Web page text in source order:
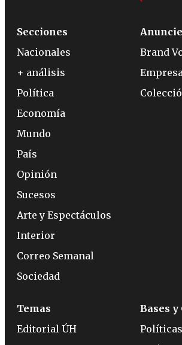
Secciones
Nacionales
+ análisis
Política
Economía
Mundo
País
Opinión
Sucesos
Arte y Espectáculos
Interior
Correo Semanal
Sociedad
Brand
Temas
Editorial ÚH
Bases